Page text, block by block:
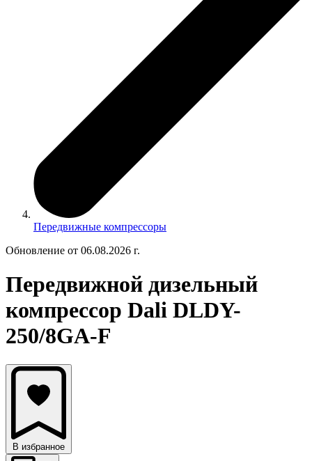
Передвижные компрессоры
Обновление от 06.08.2026 г.
Передвижной дизельный
компрессор Dali DLDY-
250/8GA-F
В избранное